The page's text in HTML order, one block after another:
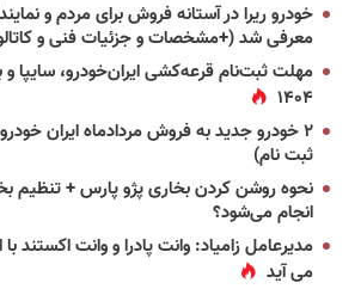
خودرو ریرا در آستانه فروش برای مردم و
معرفی شد (+مشخصات و جزئیات فنی و
مهلت ثبت‌نام قرعه‌کشی ایران‌خودرو، سایپا
۱۴۰۴
۲ خودرو جدید به فروش مردادماه ایران
ثبت نام)
نحوه روشن کردن بخاری پژو پارس + تنظیم
انجام می‌شود؟
مدیرعامل زامیاد: وانت پادرا و وانت اکستند
می آید